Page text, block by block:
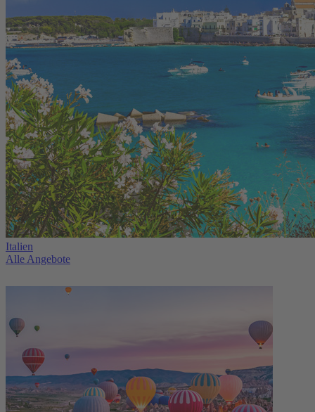
Italien
Alle Angebote